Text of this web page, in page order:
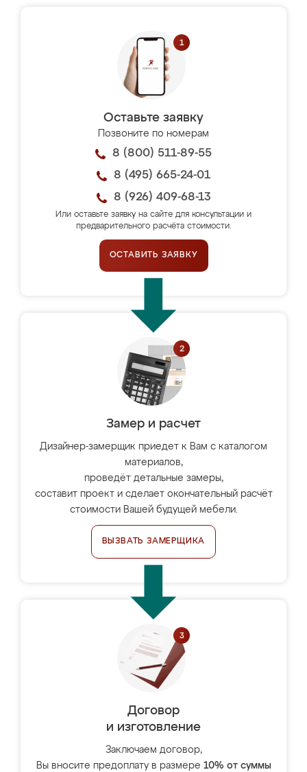
Оставьте заявку
Позвоните по номерам
8 (800) 511-89-55
8 (495) 665-24-01
8 (926) 409-68-13
Или оставьте заявку на сайте для консультации и
предварительного расчёта стоимости.
ОСТАВИТЬ ЗАЯВКУ
Замер и расчет
Дизайнер-замерщик приедет к Вам с каталогом
материалов,
проведёт детальные замеры,
составит проект и сделает окончательный расчёт
стоимости Вашей будущей мебели.
ВЫЗВАТЬ ЗАМЕРЩИКА
Договор
и изготовление
Заключаем договор,
Вы вносите предоплату в размере 10% от суммы